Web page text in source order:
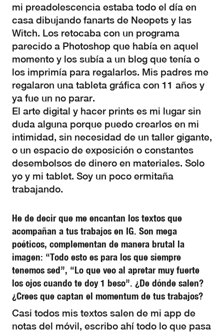
mi preadolescencia estaba todo el día en
casa dibujando fanarts de Neopets y las
Witch. Los retocaba con un programa
parecido a Photoshop que había en aquel
momento y los subía a un blog que tenía o
los imprimía para regalarlos. Mis padres me
regalaron una tableta gráfica con 11 años y
ya fue un no parar.
El arte digital y hacer prints es mi lugar sin
duda alguna porque puedo crearlos en mi
intimidad, sin necesidad de un taller gigante,
o un espacio de exposición o constantes
desembolsos de dinero en materiales. Solo
yo y mi tablet. Soy un poco ermitaña
trabajando.
He de decir que me encantan los textos que
acompañan a tus trabajos en IG. Son mega
poéticos, complementan de manera brutal la
imagen: “Todo esto es para los que siempre
tenemos sed”, “Lo que veo al apretar muy fuerte
los ojos cuando te doy 1 beso”. ¿De dónde salen?
¿Crees que captan el momentum de tus trabajos?
Casi todos mis textos salen de mi app de
notas del móvil, escribo ahí todo lo que pasa